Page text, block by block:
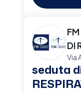
DI
Via
seduta